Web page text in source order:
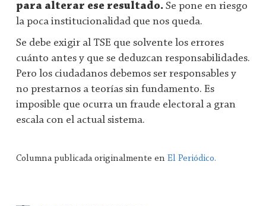
para alterar ese resultado. Se pone en riesgo
la poca institucionalidad que nos queda.
Se debe exigir al TSE que solvente los errores
cuánto antes y que se deduzcan responsabilidades.
Pero los ciudadanos debemos ser responsables y
no prestarnos a teorías sin fundamento. Es
imposible que ocurra un fraude electoral a gran
escala con el actual sistema.
Columna publicada originalmente en El Periódico.